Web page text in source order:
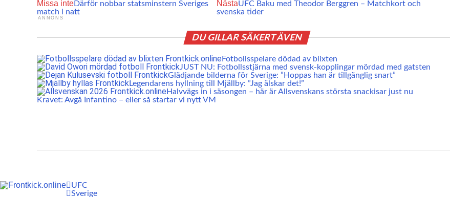
NästaUFC Baku med Theodor Berggren – Matchkort och
svenska tider
Missa inteDärför nobbar statsminstern Sveriges
match i natt
ANNONS
DU GILLAR SÄKERT ÄVEN
Fotbollsspelare dödad av blixten
JUST NU: Fotbollsstjärna med svensk-kopplingar mördad med gatsten
Glädjande bilderna för Sverige: ”Hoppas han är tillgänglig snart”
Legendarens hyllning till Mjällby: ”Jag älskar det!”
Halvvägs in i säsongen – här är Allsvenskans största snackisar just nu
Kravet: Avgå Infantino – eller så startar vi nytt VM
UFC
Sverige